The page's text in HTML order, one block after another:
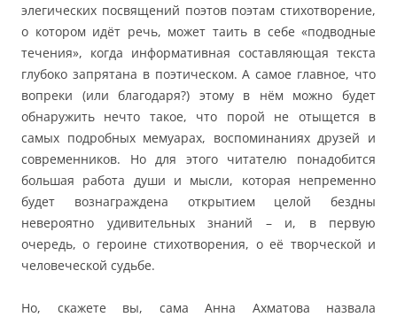
элегических посвящений поэтов поэтам стихотворение,
о котором идёт речь, может таить в себе «подводные
течения», когда информативная составляющая текста
глубоко запрятана в поэтическом. А самое главное, что
вопреки (или благодаря?) этому в нём можно будет
обнаружить нечто такое, что порой не отыщется в
самых подробных мемуарах, воспоминаниях друзей и
современников. Но для этого читателю понадобится
большая работа души и мысли, которая непременно
будет вознаграждена открытием целой бездны
невероятно удивительных знаний – и, в первую
очередь, о героине стихотворения, о её творческой и
человеческой судьбе.
Но, скажете вы, сама Анна Ахматова назвала